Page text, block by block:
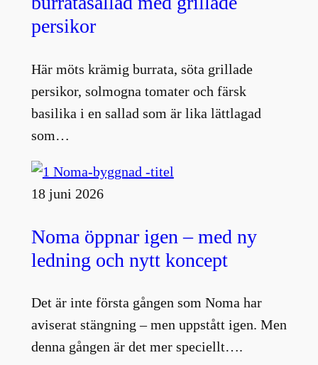
persikor
Här möts krämig burrata, söta grillade
persikor, solmogna tomater och färsk
basilika i en sallad som är lika lättlagad
som…
18 juni 2026
Noma öppnar igen – med ny
ledning och nytt koncept
Det är inte första gången som Noma har
aviserat stängning – men uppstått igen. Men
denna gången är det mer speciellt….